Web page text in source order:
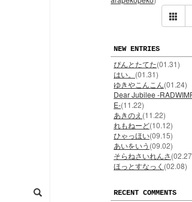
NEW ENTRIES
ぴんとたてた(01.31)
はい。 (01.31)
ゆきやこんこん(01.24)
Dear Jubilee -
E-(11.22)
あきのえ (11.22)
れもねーど(10.12)
ひゃっほい(09.15)
あいをいう (09.02)
そらねさいれんさ
ほっとすなっく (02.08)
RECENT COMMENTS